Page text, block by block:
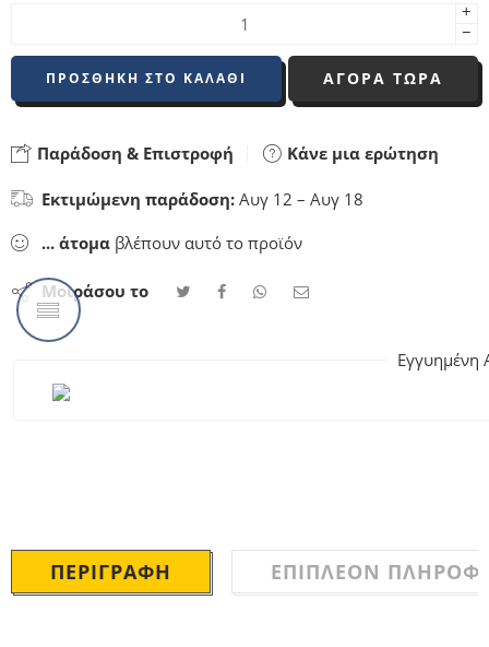
+
−
ΠΡΟΣΘΉΚΗ ΣΤΟ ΚΑΛΆΘΙ ΑΓΟΡΑ ΤΩΡΑ
Παράδοση & Επιστροφή Κάνε μια ερώτηση
Εκτιμώμενη παράδοση: Αυγ 12 – Αυγ 18
... άτομα βλέπουν αυτό το προϊόν
Μοιράσου το
Εγγυημένη
ΠΕΡΙΓΡΑΦΉ ΕΠΙΠΛΈΟΝ